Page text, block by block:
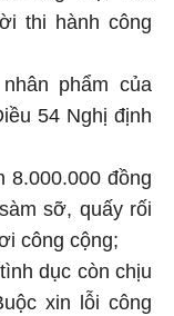
thi hành công
phẩm của
54 Nghị định
8.000.000 đồng
sỡ, quấy rối
công cộng;
dục còn chịu
xin lỗi công